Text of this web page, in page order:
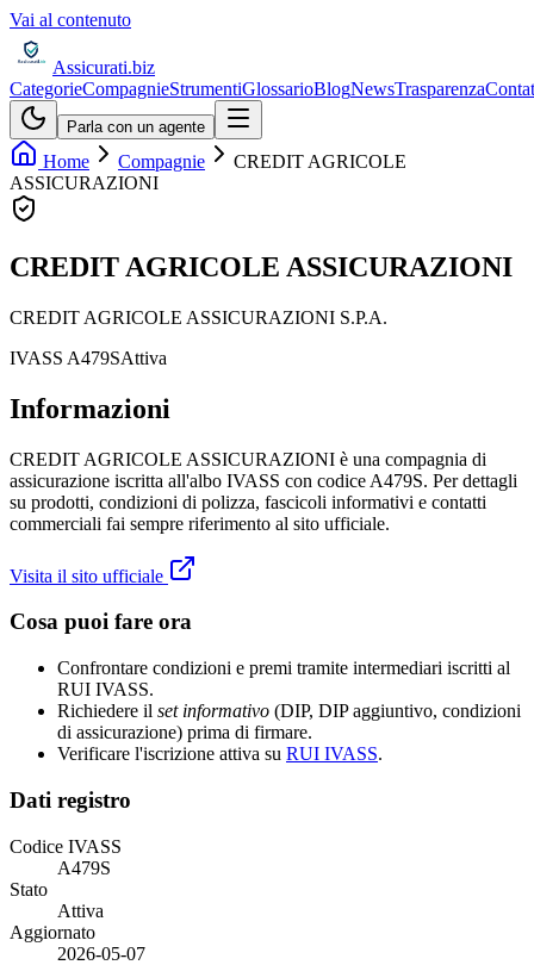
Vai al contenuto
Assicurati.biz
CategorieCompagnieStrumentiGlossarioBlogNewsTrasparenza
Parla con un agente
Home Compagnie
CREDIT AGRICOLE
ASSICURAZIONI
CREDIT AGRICOLE ASSICURAZIONI
CREDIT AGRICOLE ASSICURAZIONI S.P.A.
IVASS A479SAttiva
Informazioni
CREDIT AGRICOLE ASSICURAZIONI è una compagnia di
assicurazione iscritta all'albo IVASS con codice A479S. Per dettagli
su prodotti, condizioni di polizza, fascicoli informativi e contatti
commerciali fai sempre riferimento al sito ufficiale.
Visita il sito ufficiale
Cosa puoi fare ora
Confrontare condizioni e premi tramite intermediari iscritti al
RUI IVASS.
Richiedere il set informativo (DIP, DIP aggiuntivo, condizioni
di assicurazione) prima di firmare.
Verificare l'iscrizione attiva su RUI IVASS.
Dati registro
Codice IVASS
A479S
Stato
Attiva
Aggiornato
2026-05-07